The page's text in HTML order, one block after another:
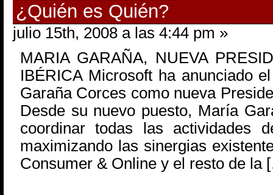
¿Quién es Quién?
julio 15th, 2008 a las 4:44 pm »
MARIA GARAÑA, NUEVA
IBÉRICA Microsoft ha anunciado
Garaña Corces como nueva
Desde su nuevo puesto, María
coordinar todas las actividades
maximizando las sinergias
Consumer & Online y el resto de la